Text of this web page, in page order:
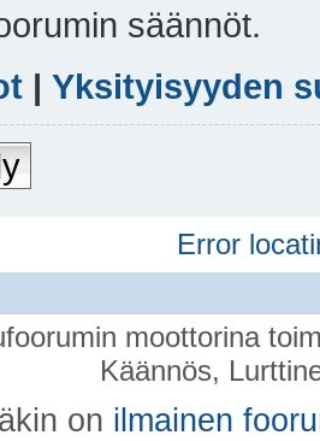
säännöt.
| Yksityisyyden
Error
moottorina
Käännös,
on ilmainen